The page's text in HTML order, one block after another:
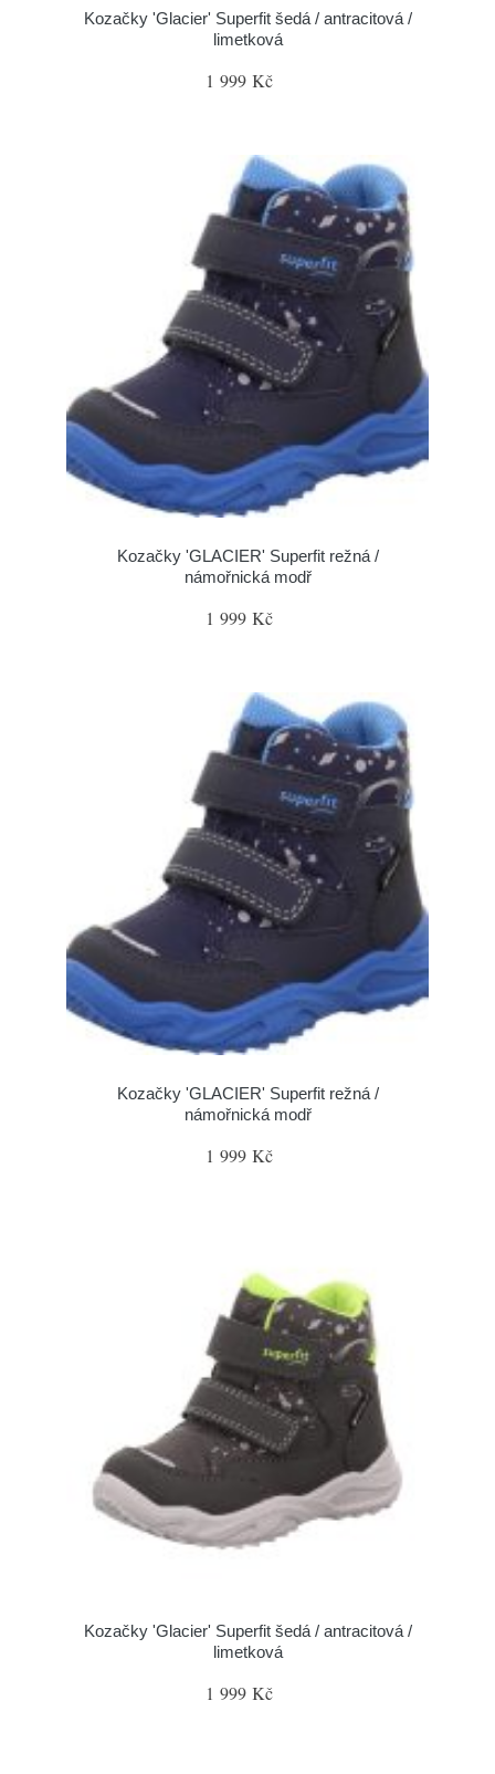
Kozačky 'Glacier' Superfit šedá / antracitová /
limetková
1 999 Kč
Kozačky 'GLACIER' Superfit režná /
námořnická modř
1 999 Kč
Kozačky 'GLACIER' Superfit režná /
námořnická modř
1 999 Kč
Kozačky 'Glacier' Superfit šedá / antracitová /
limetková
1 999 Kč